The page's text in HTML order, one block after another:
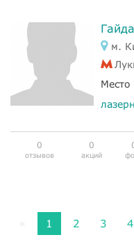
м.
Место
0
отзывов
0
акций
1 2 3 4